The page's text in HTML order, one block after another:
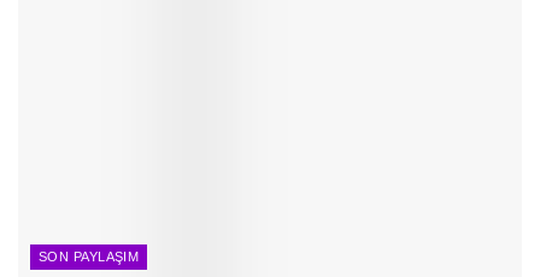
SON PAYLAŞIM